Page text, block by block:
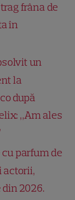
frâna de
în
un
la
după
„Am ales
parfum de
actorii,
2026.